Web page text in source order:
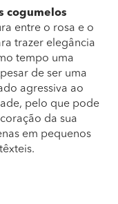
cogumelos
entre o rosa e o
trazer elegância
tempo uma
de ser uma
agressiva ao
pelo que pode
da sua
em pequenos